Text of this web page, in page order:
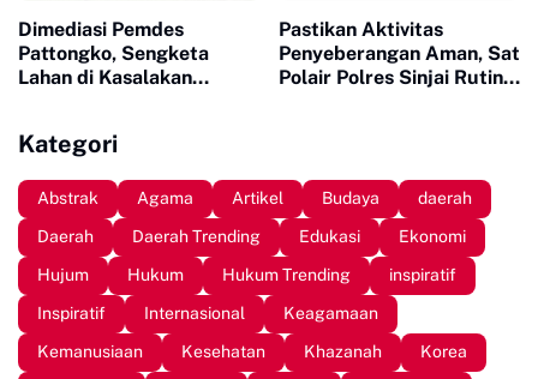
Dimediasi Pemdes
Pattongko, Sengketa
Lahan di Kasalakan
Pastikan Aktivitas
Penyeberangan Aman, Sat
Polair Polres Sinjai Rutin
Kategori
Abstrak Agama Artikel Budaya
daerah
Daerah
Daerah Trending Edukasi
Ekonomi
Hujum
Hukum Hukum Trending
inspiratif
Inspiratif
Internasional
Keagamaan
Kemanusiaan
Kesehatan Khazanah
Korea